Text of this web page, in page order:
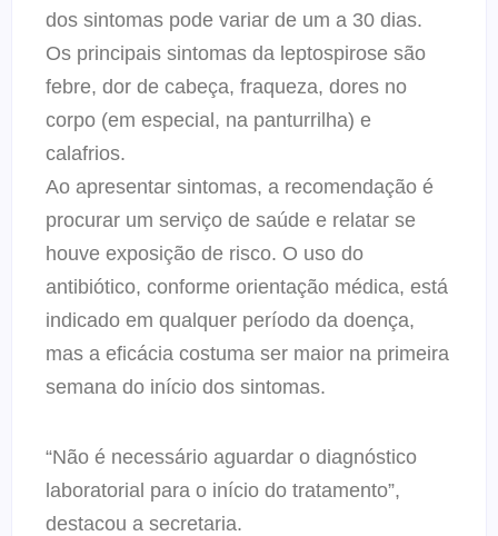
dos sintomas pode variar de um a 30 dias.
Os principais sintomas da leptospirose são
febre, dor de cabeça, fraqueza, dores no
corpo (em especial, na panturrilha) e
calafrios.
Ao apresentar sintomas, a recomendação é
procurar um serviço de saúde e relatar se
houve exposição de risco. O uso do
antibiótico, conforme orientação médica, está
indicado em qualquer período da doença,
mas a eficácia costuma ser maior na primeira
semana do início dos sintomas.
“Não é necessário aguardar o diagnóstico
laboratorial para o início do tratamento”,
destacou a secretaria.